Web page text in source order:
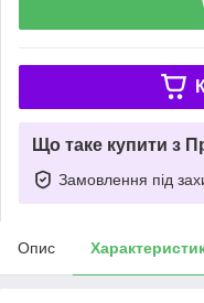
Що таке купити з
Замовлення під
Опис